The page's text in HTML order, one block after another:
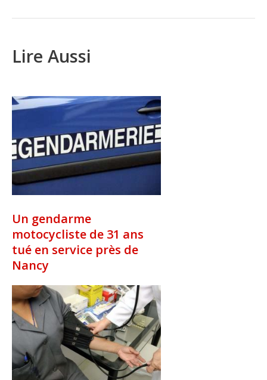
Lire Aussi
Un gendarme
motocycliste de 31 ans
tué en service près de
Nancy